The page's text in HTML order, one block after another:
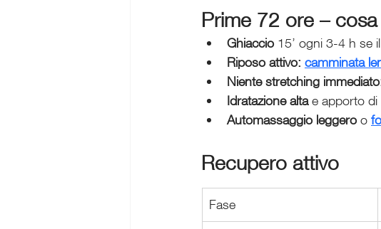
Prime 72 ore –
Ghiaccio 15’ ogni 3-4 h se
Riposo attivo: camminata
Niente stretching
Idratazione alta e apporto di
Automassaggio leggero o
Recupero attivo
Fase